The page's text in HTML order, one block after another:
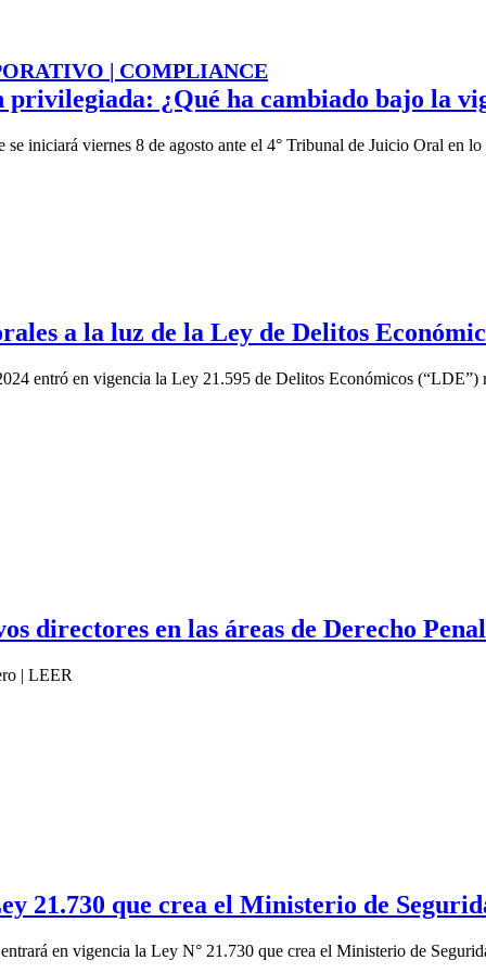
| COMPLIANCE
privilegiada: ¿Qué ha cambiado bajo la
iniciará viernes 8 de agosto ante el 4° Tribunal de Juicio Oral en
a la luz de la Ley de Delitos
entró en vigencia la Ley 21.595 de Delitos Económicos
directores en las áreas de Derecho
| LEER
21.730 que crea el Ministerio de
en vigencia la Ley N° 21.730 que crea el Ministerio de